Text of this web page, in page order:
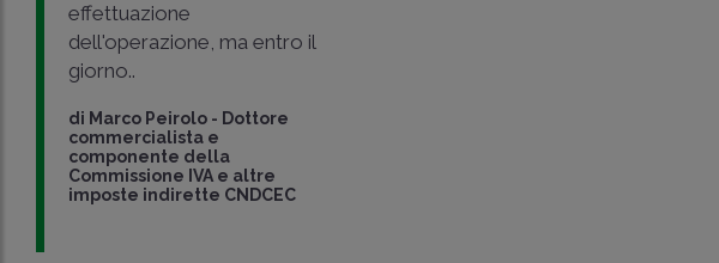
effettuazione
dell'operazione, ma entro il
giorno..
di Marco Peirolo - Dottore
commercialista e
componente della
Commissione IVA e altre
imposte indirette CNDCEC